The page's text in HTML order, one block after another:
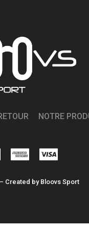
NOTRE
Created by Bloovs Sport